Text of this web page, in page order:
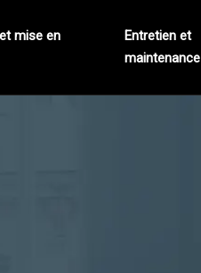
mise en
Entretien et
maintenance